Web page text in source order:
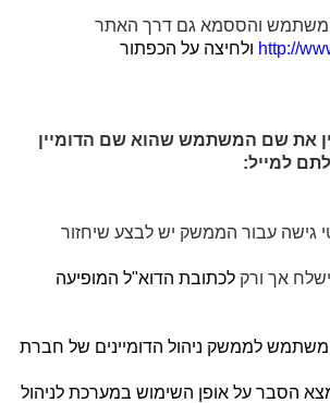
משתמש והססמא גם דרך האתר
http:// ולחיצה על הכפתור
את שם המשתמש שהוא שם הדומיין
למייל:
גישה עבור הממשק יש לבצע שיחזור
אך ורק לכתובת הדוא"ל המופיעה
לממשק ניהול הדומיינים של חברת
הסבר על אופן השימוש במערכת לניהול